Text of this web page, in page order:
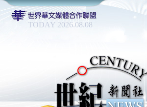
TODAY 2026.08.08